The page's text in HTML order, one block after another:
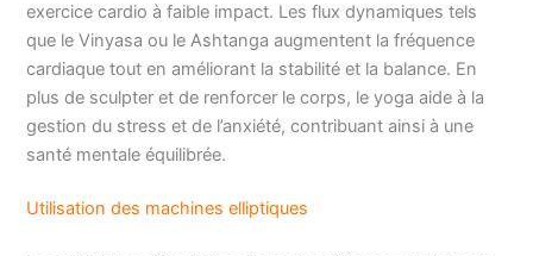
exercice cardio à faible impact. Les flux dynamiques tels
que le Vinyasa ou le Ashtanga augmentent la fréquence
cardiaque tout en améliorant la stabilité et la balance. En
plus de sculpter et de renforcer le corps, le yoga aide à la
gestion du stress et de l’anxiété, contribuant ainsi à une
santé mentale équilibrée.
Utilisation des machines elliptiques